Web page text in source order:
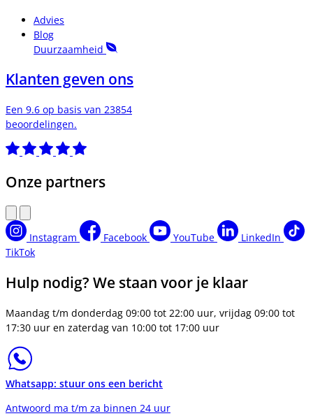
Advies
Blog
Duurzaamheid
Klanten geven ons
Een 9.6 op basis van 23854
beoordelingen.
Onze partners
Instagram Facebook YouTube
LinkedIn
TikTok
Hulp nodig? We staan voor je klaar
Maandag t/m donderdag 09:00 tot 22:00 uur, vrijdag 09:00 tot
17:30 uur en zaterdag van 10:00 tot 17:00 uur
Whatsapp: stuur ons een bericht
Antwoord ma t/m za binnen 24 uur